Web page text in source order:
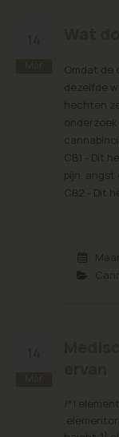
Omdat de
dezelfde
hechten
CB1 - Dit
pijn, angst
CB2 - Dit
/*!